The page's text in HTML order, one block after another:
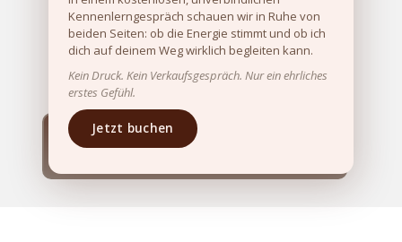
Meet Your Soul –
Marrakesch Retreat
2026
17. - 21. September 2026 |
Kennenlerngespräch schauen wir in Ruhe von
beiden Seiten: ob die Energie stimmt und ob ich
dich auf deinem Weg wirklich begleiten kann.
Kein Druck. Kein Verkaufsgespräch. Nur ein ehrliches
erstes Gefühl.
Jetzt buchen